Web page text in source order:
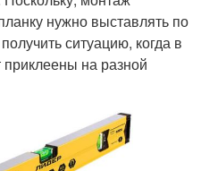
нужно выставлять по
ситуацию, когда в
приклеены на разной